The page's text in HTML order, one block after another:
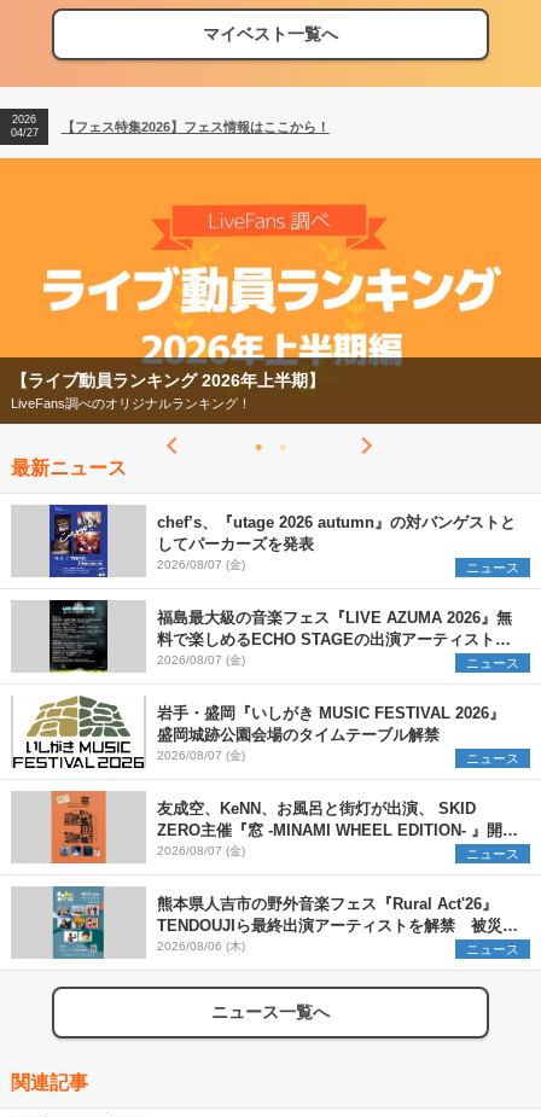
マイベスト一覧へ
【フェス特集2026】フェス情報はここから！
【ライブ動員ランキング】2026年上半期編発表！
2026
04/27
【フェス特集2026】フェス情報はここから！
2026
【ライブ動員ランキング 2026年上半期】
LiveFans調べのオリジナルランキング！
最新ニュース
chef’s、『utage 2026 autumn』の対バンゲストと
してパーカーズを発表
2026/08/07 (金) ニュース
福島最大級の音楽フェス『LIVE AZUMA 2026』無
料で楽しめるECHO STAGEの出演アーティストを
発表
2026/08/07 (金) ニュース
岩手・盛岡『いしがき MUSIC FESTIVAL 2026』
盛岡城跡公園会場のタイムテーブル解禁
2026/08/07 (金) ニュース
友成空、KeNN、お風呂と街灯が出演、 SKID
ZERO主催『窓 -MINAMI WHEEL EDITION- 』開催
決定
2026/08/07 (金) ニュース
熊本県人吉市の野外音楽フェス『Rural Act'26』
TENDOUJIら最終出演アーティストを解禁 被災地
支援プロジェクトの始動も発表
2026/08/06 (木) ニュース
ニュース一覧へ
関連記事